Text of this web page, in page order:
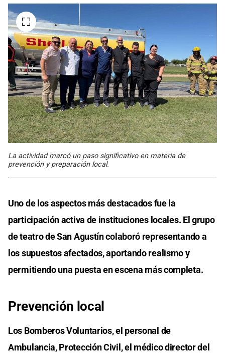
La actividad marcó un paso significativo en materia de
prevención y preparación local.
Uno de los aspectos más destacados fue la
participación activa de instituciones locales. El grupo
de teatro de San Agustín colaboró representando a
los supuestos afectados, aportando realismo y
permitiendo una puesta en escena más completa.
Prevención local
Los Bomberos Voluntarios, el personal de
Ambulancia, Protección Civil, el médico director del